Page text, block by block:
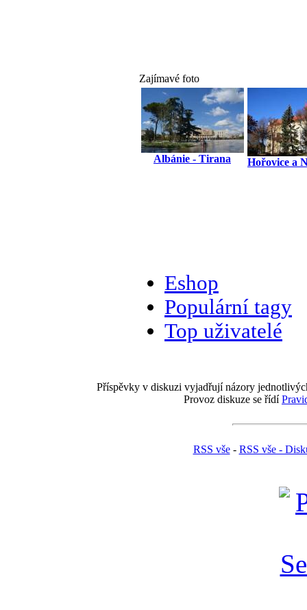
Zajímavé foto
Albánie - Tirana Hořovice a
Eshop
Populární tagy
Top uživatelé
Příspěvky v diskuzi vyjadřují názory
Provoz diskuze se řídí
RSS vše- RSS vše -